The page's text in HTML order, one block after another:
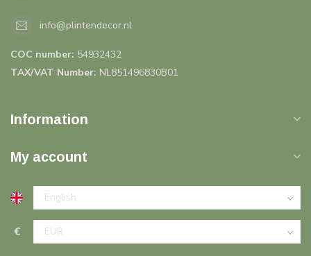
info@plintendecor.nl
COC number: 54932432
TAX/VAT Number: NL851496830B01
Information
My account
€